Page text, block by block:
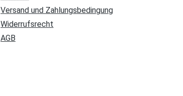
Versand und Zahlungsbedingung
Widerrufsrecht
AGB